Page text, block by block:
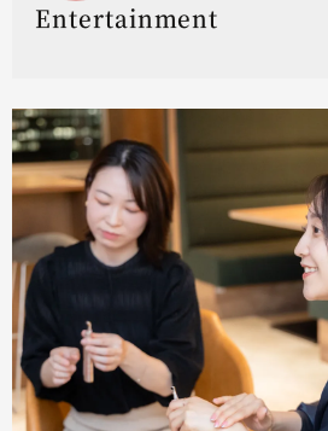
Entertainment